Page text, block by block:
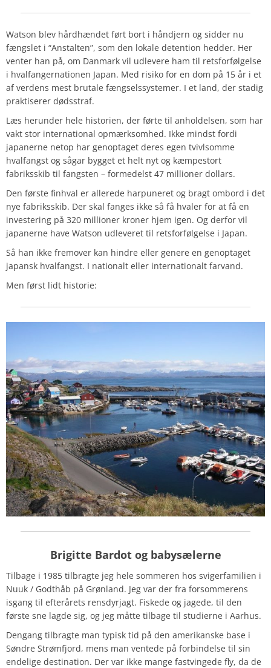
Watson blev hårdhændet ført bort i håndjern og sidder nu
fængslet i “Anstalten”, som den lokale detention hedder. Her
venter han på, om Danmark vil udlevere ham til retsforfølgelse
i hvalfangernationen Japan. Med risiko for en dom på 15 år i et
af verdens mest brutale fængselssystemer. I et land, der stadig
praktiserer dødsstraf.
Læs herunder hele historien, der førte til anholdelsen, som har
vakt stor international opmærksomhed. Ikke mindst fordi
japanerne netop har genoptaget deres egen tvivlsomme
hvalfangst og sågar bygget et helt nyt og kæmpestort
fabriksskib til fangsten – formedelst 47 millioner dollars.
Den første finhval er allerede harpuneret og bragt ombord i det
nye fabriksskib. Der skal fanges ikke så få hvaler for at få en
investering på 320 millioner kroner hjem igen. Og derfor vil
japanerne have Watson udleveret til retsforfølgelse i Japan.
Så han ikke fremover kan hindre eller genere en genoptaget
japansk hvalfangst. I nationalt eller internationalt farvand.
Men først lidt historie:
Brigitte Bardot og babysælerne
Tilbage i 1985 tilbragte jeg hele sommeren hos svigerfamilien i
Nuuk / Godthåb på Grønland. Jeg var der fra forsommerens
isgang til efterårets rensdyrjagt. Fiskede og jagede, til den
første sne lagde sig, og jeg måtte tilbage til studierne i Aarhus.
Dengang tilbragte man typisk tid på den amerikanske base i
Søndre Strømfjord, mens man ventede på forbindelse til sin
endelige destination. Der var ikke mange fastvingede fly, da de